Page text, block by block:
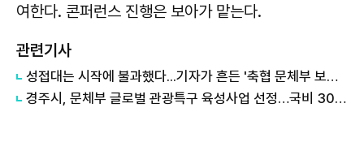
여한다. 콘퍼런스 진행은 보아가 맡는다.
관련기사
성접대는 시작에 불과했다...기자가 흔든 '축협 문체부 보고서' 실체
경주시, 문체부 글로벌 관광특구 육성사업 선정…국비 30억원 확보